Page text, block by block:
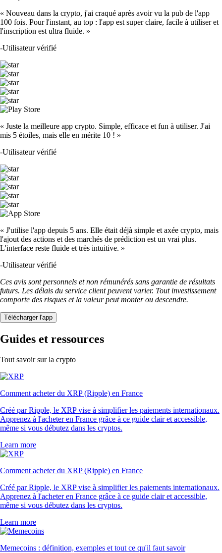
« Nouveau dans la crypto, j'ai craqué après avoir vu la pub de l'app
100 fois. Pour l'instant, au top : l'app est super claire, facile à utiliser et
l'inscription est ultra fluide. »
-Utilisateur vérifié
« Juste la meilleure app crypto. Simple, efficace et fun à utiliser. J'ai
mis 5 étoiles, mais elle en mérite 10 ! »
-Utilisateur vérifié
« J'utilise l'app depuis 5 ans. Elle était déjà simple et axée crypto, mais
l'ajout des actions et des marchés de prédiction est un vrai plus.
L'interface reste fluide et très intuitive. »
-Utilisateur vérifié
Ces avis sont personnels et non rémunérés sans garantie de résultats
futurs. Les délais du service client peuvent varier. Tout investissement
comporte des risques et la valeur peut monter ou descendre.
Télécharger l'app
Guides et ressources
Tout savoir sur la crypto
Comment acheter du XRP (Ripple) en France
Créé par Ripple, le XRP vise à simplifier les paiements internationaux.
Apprenez à l'acheter en France grâce à ce guide clair et accessible,
même si vous débutez dans les cryptos.
Learn more
Comment acheter du XRP (Ripple) en France
Créé par Ripple, le XRP vise à simplifier les paiements internationaux.
Apprenez à l'acheter en France grâce à ce guide clair et accessible,
même si vous débutez dans les cryptos.
Learn more
Memecoins : définition, exemples et tout ce qu'il faut savoir